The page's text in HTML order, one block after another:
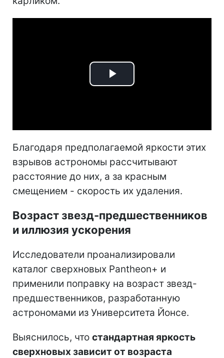
Play
Благодаря предполагаемой яркости этих
взрывов астрономы рассчитывают
расстояние до них, а за красным
смещением - скорость их удаления.
Возраст звезд-предшественников
и иллюзия ускорения
Исследователи проанализировали
каталог сверхновых Pantheon+ и
применили поправку на возраст звезд-
предшественников, разработанную
астрономами из Университета Йонсе.
Выяснилось, что стандартная яркость
сверхновых зависит от возраста